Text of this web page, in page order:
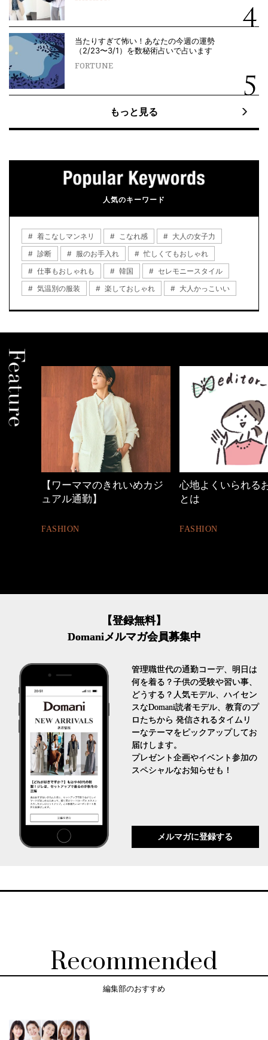
当たりすぎて怖い！あなたの今週の運勢
（2/23〜3/1）を数秘術占いで占います
FORTUNE
もっと見る
人気のキーワード
着こなしマンネリ こなれ感
大人の女子力
診断
服のお手入れ
忙しくてもおしゃれ
仕事もおしゃれも
韓国
セレモニースタイル
気温別の服装
楽しておしゃれ 大人かっこいい
【ワーママのきれいめカジ
ュアル通勤】
FASHION
心地よくいられる
とは
FASHION
【登録無料】
Domaniメルマガ会員募集中
管理職世代の通勤コーデ、明日は
何を着る？子供の受験や習い事、
どうする？人気モデル、ハイセン
スなDomani読者モデル、教育のプ
ロたちから 発信されるタイムリ
ーなテーマをピックアップしてお
届けします。
プレゼント企画やイベント参加の
スペシャルなお知らせも！
メルマガに登録する
Recommended
編集部のおすすめ